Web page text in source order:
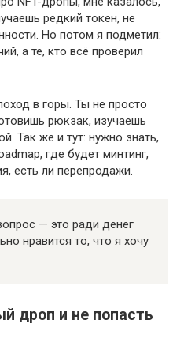
редкий токен, не
Но потом я подметил:
а те, кто всё проверил
в горы. Ты не просто
рюкзак, изучаешь
Так же и тут: нужно знать,
где будет минтинг,
есть ли перепродажи.
— это ради денег
нравится то, что я хочу
дроп и не попасть